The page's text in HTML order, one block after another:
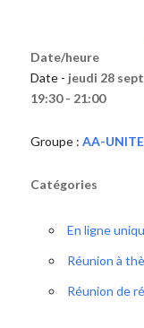
Date/heure
Date - jeudi 28
19:30 - 21:00
Groupe : AA-
Catégories
En ligne
Réunion à
Réunion de